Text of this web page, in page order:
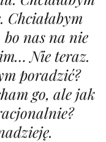
Chciałabym
bo nas na nie
Nie teraz.
poradzić?
go, ale jak